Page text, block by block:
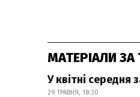
МАТЕРІАЛИ
У квітні середня
29 ТРАВНЯ, 18:30